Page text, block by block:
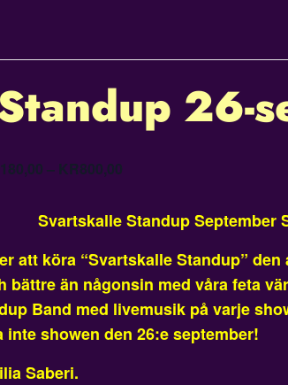
26-
– KR800,00
Svartskalle Standup September
att köra “Svartskalle Standup”
bättre än någonsin med våra feta
Band med livemusik på varje
showen den 26:e september!
Saberi.